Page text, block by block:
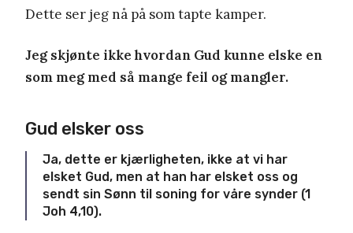
Dette ser jeg nå på som tapte kamper.
Jeg skjønte ikke hvordan Gud kunne elske en
som meg med så mange feil og mangler.
Gud elsker oss
Ja, dette er kjærligheten, ikke at vi har
elsket Gud, men at han har elsket oss og
sendt sin Sønn til soning for våre synder (1
Joh 4,10).